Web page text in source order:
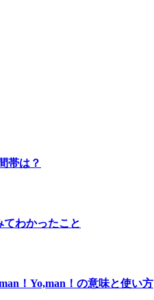
帯は？
てわかったこと
！Yo,man！の意味と使い方